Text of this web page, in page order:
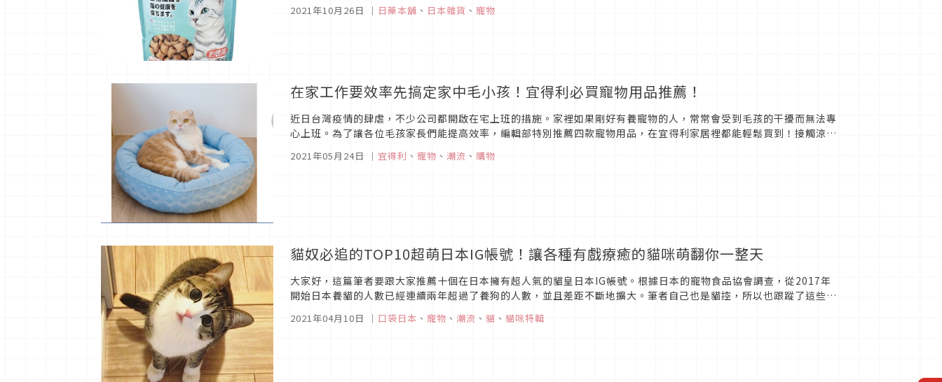
2021年10月26日 ｜ 日藥本舖 、 日本雜貨 、 寵物
在家工作要效率先搞定家中毛小孩！宜得利必買寵物用品推薦！
近日台灣疫情的肆虐，不少公司都開啟在宅上班的措施。家裡如果剛好有養寵物的人，常常會受到毛孩的干擾而無法專
心上班。為了讓各位毛孩家長們能提高效率，編輯部特別推薦四款寵物用品，在宜得利家居裡都能輕鬆買到！接觸涼感
2021年05月24日 ｜ 宜得利 、 寵物 、 潮流 、 購物
貓奴必追的TOP10超萌日本IG帳號！讓各種有戲療癒的貓咪萌翻你一整天
大家好，這篇筆者要跟大家推薦十個在日本擁有超人氣的貓皇日本IG帳號。根據日本的寵物食品協會調查，從2017年
開始日本養貓的人數已經連續兩年超過了養狗的人數，並且差距不斷地擴大。筆者自己也是貓控，所以也跟蹤了這些帳
號許久，今天就讓筆者來跟大家分享這些超人氣貓貓吧！茶太郎/きなこ ＠amaccho516...
2021年04月10日 ｜ 口袋日本 、 寵物 、 潮流 、 貓 、 貓咪特輯